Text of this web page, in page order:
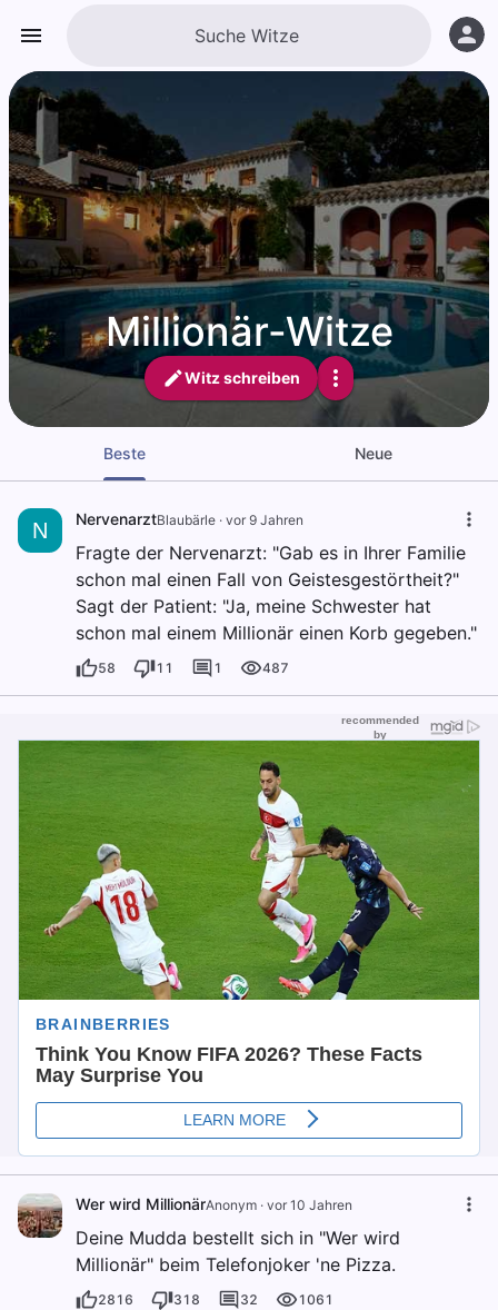
Millionär-Witze
Witz schreiben
Beste Neue
N NervenarztBlaubärle · vor 9 Jahren
Fragte der Nervenarzt: "Gab es in Ihrer Familie
schon mal einen Fall von Geistesgestörtheit?"
Sagt der Patient: "Ja, meine Schwester hat
schon mal einem Millionär einen Korb gegeben."
58 11 1 487
Wer wird MillionärAnonym · vor 10 Jahren
Deine Mudda bestellt sich in "Wer wird
Millionär" beim Telefonjoker 'ne Pizza.
2816 318 32 1061